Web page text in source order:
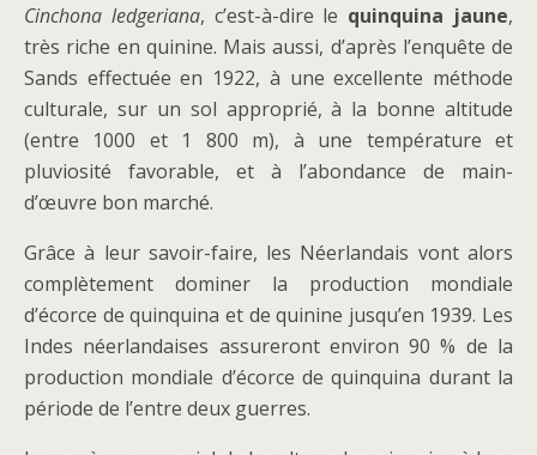
Cinchona ledgeriana, c’est-à-dire le quinquina jaune,
très riche en quinine. Mais aussi, d’après l’enquête de
Sands effectuée en 1922, à une excellente méthode
culturale, sur un sol approprié, à la bonne altitude
(entre 1000 et 1 800 m), à une température et
pluviosité favorable, et à l’abondance de main-
d’œuvre bon marché.
Grâce à leur savoir-faire, les Néerlandais vont alors
complètement dominer la production mondiale
d’écorce de quinquina et de quinine jusqu’en 1939. Les
Indes néerlandaises assureront environ 90 % de la
production mondiale d’écorce de quinquina durant la
période de l’entre deux guerres.